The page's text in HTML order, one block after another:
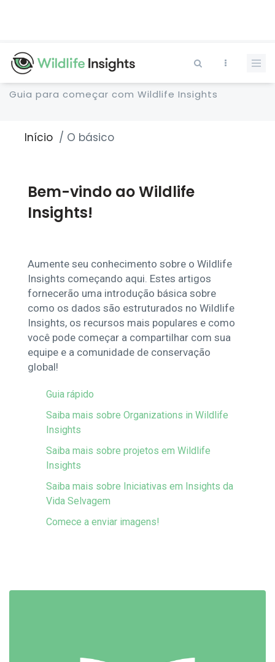
conteúdo
principal
Guia para começar com Wildlife Insights
TrilhaInício O básico
Bem-vindo ao Wildlife
Insights!
Aumente seu conhecimento sobre o Wildlife
Insights começando aqui. Estes artigos
fornecerão uma introdução básica sobre
como os dados são estruturados no Wildlife
Insights, os recursos mais populares e como
você pode começar a compartilhar com sua
equipe e a comunidade de conservação
global!
Guia rápido
Saiba mais sobre Organizations in Wildlife
Insights
Saiba mais sobre projetos em Wildlife
Insights
Saiba mais sobre Iniciativas em Insights da
Vida Selvagem
Comece a enviar imagens!